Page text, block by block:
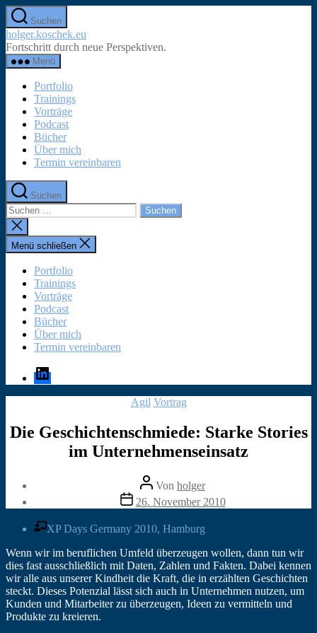
Zum
Inhalt
springen
Suchen
holger.koschek.eu
Fortschritt durch neue Perspektiven.
Menü
Portfolio
Trainings
Vorträge
Podcast
Bücher
Über mich
Termin vereinbaren
Suchen
Suchen
nach:
Suche
schließen
Menü schließen
Portfolio
Trainings
Vorträge
Podcast
Bücher
Über mich
Termin vereinbaren
LinkedIn
Kategorien
Agil Vortrag
Die Geschichtenschmiede: Starke Stories
im Unternehmenseinsatz
Beitragsautor
Von holger
Veröffentlichungsdatum
26. November 2010
XP Days Germany 2010, Hamburg
Wenn wir im beruflichen Umfeld überzeugen wollen, dann tun wir
dies fast ausschließlich mit Daten, Zahlen und Fakten. Dabei kennen
wir alle aus unserer Kindheit die Kraft, die in erzählten Geschichten
steckt. Dieses Potenzial lässt sich auch in Unternehmen nutzen, um
Kunden und Mitarbeiter zu überzeugen, Ideen zu vermitteln und
Produkte zu kreieren.